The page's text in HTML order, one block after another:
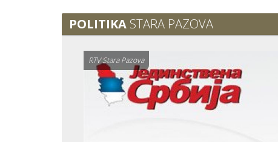
POLITIKA STARA PAZOVA
RTV Stara Pazova